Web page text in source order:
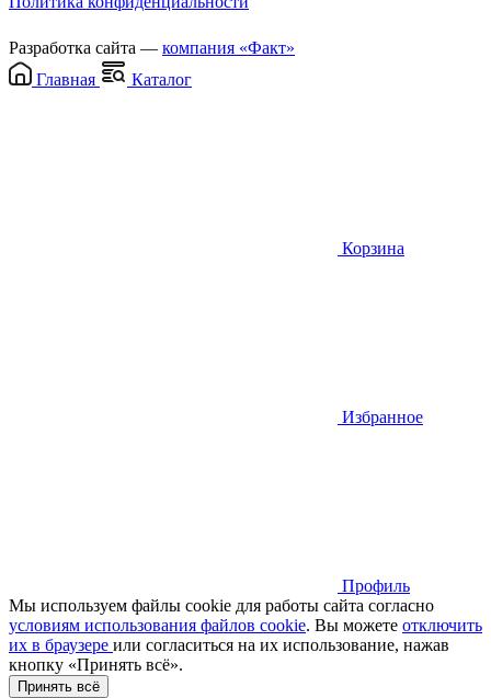
Разработка сайта — компания «Факт»
Главная
Каталог
Корзина
Избранное
Профиль
Мы используем файлы cookie для работы сайта согласно
условиям использования файлов cookie. Вы можете отключить
их в браузере или cогласиться на их использование, нажав
кнопку «Принять всё».
Принять всё